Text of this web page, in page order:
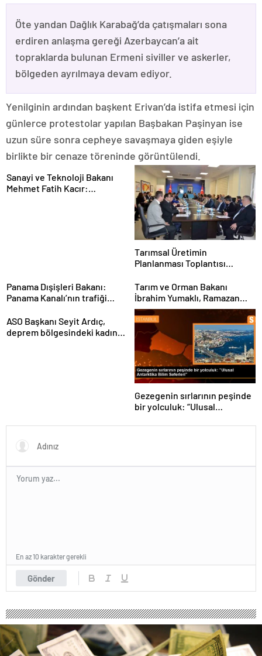
Öte yandan Dağlık Karabağ’da çatışmaları sona
erdiren anlaşma gereği Azerbaycan’a ait
topraklarda bulunan Ermeni siviller ve askerler,
bölgeden ayrılmaya devam ediyor.
Yenilginin ardından başkent Erivan’da istifa etmesi için
günlerce protestolar yapılan Başbakan Paşinyan ise
uzun süre sonra cepheye savaşmaya giden eşiyle
birlikte bir cenaze töreninde görüntülendi.
Sanayi ve Teknoloji Bakanı
Mehmet Fatih Kacır:
Tarımsal Üretimin
Planlanması Toplantısı
Panama Dışişleri Bakanı:
Panama Kanalı’nın trafiği
Tarım ve Orman Bakanı
İbrahim Yumaklı, Ramazan
denetimlerini
sıklaştırdıklarını açıkladı
ASO Başkanı Seyit Ardıç,
deprem bölgesindeki kadın
Gezegenin sırlarının peşinde
bir yolculuk: “Ulusal
Gönder
En az 10 karakter gerekli